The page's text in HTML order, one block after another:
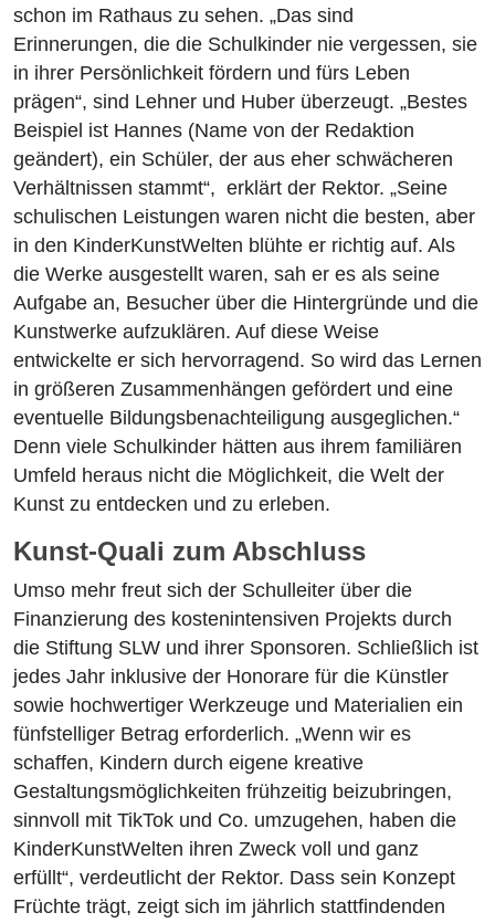
schon im Rathaus zu sehen. „Das sind
Erinnerungen, die die Schulkinder nie vergessen, sie
in ihrer Persönlichkeit fördern und fürs Leben
prägen“, sind Lehner und Huber überzeugt. „Bestes
Beispiel ist Hannes (Name von der Redaktion
geändert), ein Schüler, der aus eher schwächeren
Verhältnissen stammt“, erklärt der Rektor. „Seine
schulischen Leistungen waren nicht die besten, aber
in den KinderKunstWelten blühte er richtig auf. Als
die Werke ausgestellt waren, sah er es als seine
Aufgabe an, Besucher über die Hintergründe und die
Kunstwerke aufzuklären. Auf diese Weise
entwickelte er sich hervorragend. So wird das Lernen
in größeren Zusammenhängen gefördert und eine
eventuelle Bildungsbenachteiligung ausgeglichen.“
Denn viele Schulkinder hätten aus ihrem familiären
Umfeld heraus nicht die Möglichkeit, die Welt der
Kunst zu entdecken und zu erleben.
Kunst-Quali zum Abschluss
Umso mehr freut sich der Schulleiter über die
Finanzierung des kostenintensiven Projekts durch
die Stiftung SLW und ihrer Sponsoren. Schließlich ist
jedes Jahr inklusive der Honorare für die Künstler
sowie hochwertiger Werkzeuge und Materialien ein
fünfstelliger Betrag erforderlich. „Wenn wir es
schaffen, Kindern durch eigene kreative
Gestaltungsmöglichkeiten frühzeitig beizubringen,
sinnvoll mit TikTok und Co. umzugehen, haben die
KinderKunstWelten ihren Zweck voll und ganz
erfüllt“, verdeutlicht der Rektor. Dass sein Konzept
Früchte trägt, zeigt sich im jährlich stattfindenden